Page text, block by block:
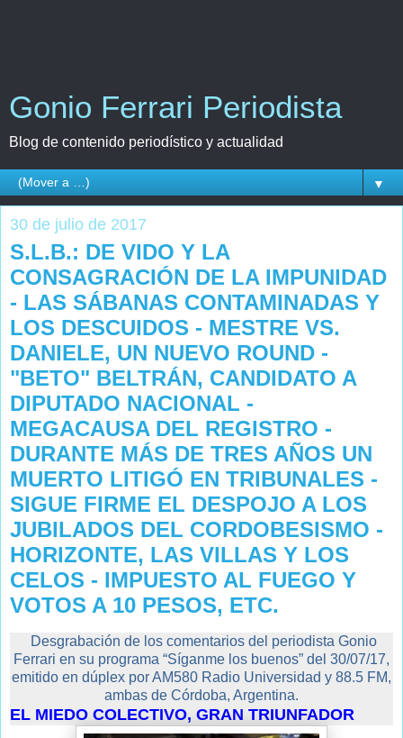
Gonio Ferrari Periodista
Blog de contenido periodístico y actualidad
▼
30 de julio de 2017
S.L.B.: DE VIDO Y LA
CONSAGRACIÓN DE LA IMPUNIDAD
- LAS SÁBANAS CONTAMINADAS Y
LOS DESCUIDOS - MESTRE VS.
DANIELE, UN NUEVO ROUND -
"BETO" BELTRÁN, CANDIDATO A
DIPUTADO NACIONAL -
MEGACAUSA DEL REGISTRO -
DURANTE MÁS DE TRES AÑOS UN
MUERTO LITIGÓ EN TRIBUNALES -
SIGUE FIRME EL DESPOJO A LOS
JUBILADOS DEL CORDOBESISMO -
HORIZONTE, LAS VILLAS Y LOS
CELOS - IMPUESTO AL FUEGO Y
VOTOS A 10 PESOS, ETC.
Desgrabación de los comentarios del periodista Gonio
Ferrari en su programa “Síganme los buenos” del 30/07/17,
emitido en dúplex por AM580 Radio Universidad y 88.5 FM,
ambas de Córdoba, Argentina.
EL MIEDO COLECTIVO, GRAN TRIUNFADOR